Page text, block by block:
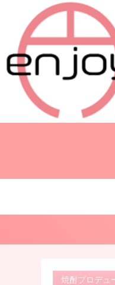
焼酎プロデュ